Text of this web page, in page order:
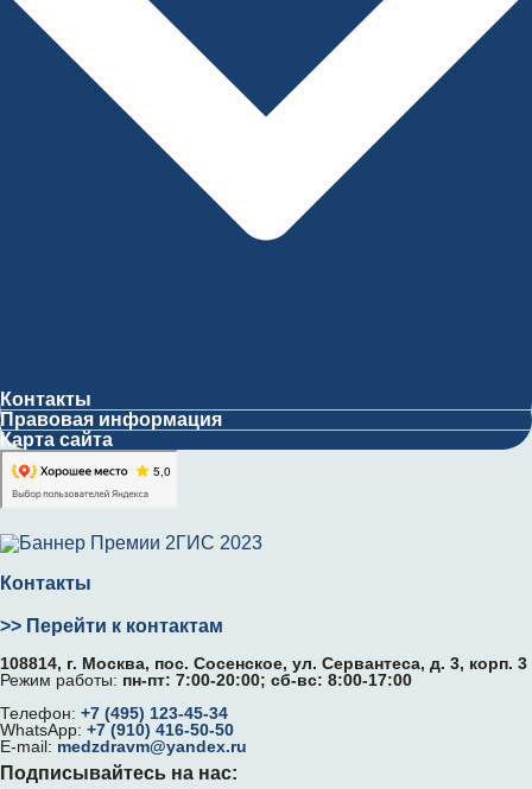
Контакты
Правовая информация
Карта сайта
Контакты
>> Перейти к контактам
108814, г. Москва, поc. Сосенское, ул. Сервантеса, д. 3, корп. 3
Режим работы: пн-пт: 7:00-20:00; сб-вс: 8:00-17:00
Телефон: +7 (495) 123-45-34
WhatsApp: +7 (910) 416-50-50
E-mail: medzdravm@yandex.ru
Подписывайтесь на нас: